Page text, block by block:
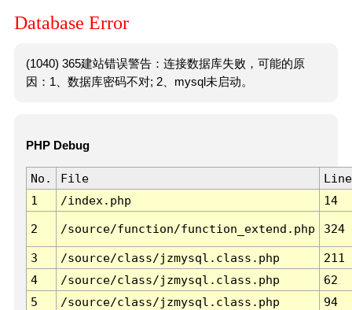
Database Error
(1040) 365建站错误警告：连接数据库失败，可能的原
因：1、数据库密码不对; 2、mysql未启动。
PHP Debug
No. File
Line
1
/index.php 14
2 /source/function/function_extend.php 324
3 /source/class/jzmysql.class.php
211
4
/source/class/jzmysql.class.php
62
5
/source/class/jzmysql.class.php
94